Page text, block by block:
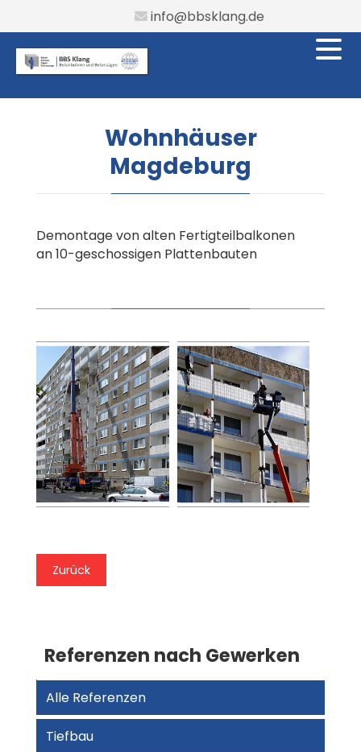
info@bbsklang.de
Wohnhäuser
Magdeburg
Demontage von alten Fertigteilbalkonen
an 10-geschossigen Plattenbauten
Zurück
Referenzen nach Gewerken
Alle Referenzen
Tiefbau